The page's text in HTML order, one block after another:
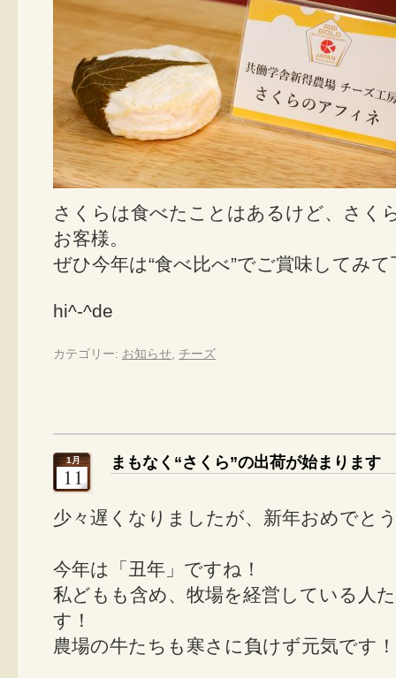
さくらは食べたことはあるけど、さく
お客様。
ぜひ今年は“食べ比べ”でご賞味してみ
hi^-^de
カテゴリー: お知らせ チーズ
1月
11
まもなく“さくら”の出荷が始まります
少々遅くなりましたが、新年おめでと
今年は「丑年」ですね！
私どもも含め、牧場を経営している人
す！
農場の牛たちも寒さに負けず元気です！